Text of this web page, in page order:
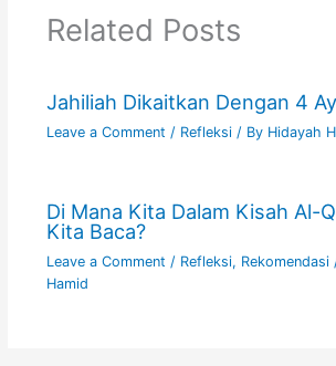
Related Posts
Jahiliah Dikaitkan Dengan 4
Leave a Comment / Refleksi/ By Hidayah
Di Mana Kita Dalam Kisah Al-
Kita Baca?
Leave a Comment / Refleksi, Rekomendasi
Hamid